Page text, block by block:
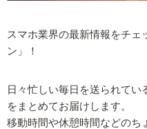
スマホ業界の最新情報をチェ
ン」！
日々忙しい毎日を送られてい
をまとめてお届けします。
移動時間や休憩時間などのち